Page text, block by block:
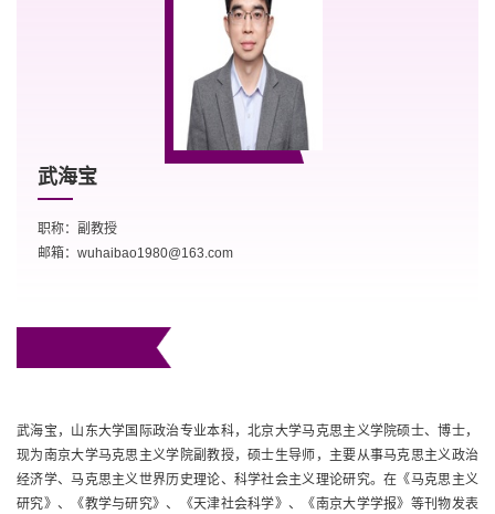
武海宝
职称：副教授
邮箱：wuhaibao1980@163.com
武海宝，山东大学国际政治专业本科，北京大学马克思主义学院硕士、博士，
现为南京大学马克思主义学院副教授，硕士生导师，主要从事马克思主义政治
经济学、马克思主义世界历史理论、科学社会主义理论研究。在《马克思主义
研究》、《教学与研究》、《天津社会科学》、《南京大学学报》等刊物发表